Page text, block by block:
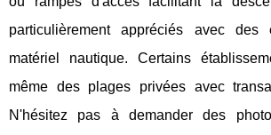
particulièrement appréciés avec
matériel nautique. Certains
même des plages privées avec
N'hésitez pas à demander des